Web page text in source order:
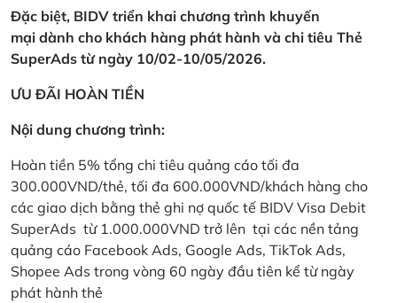
Đặc biệt, BIDV triển khai chương trình khuyến
mại dành cho khách hàng phát hành và chi tiêu Thẻ
SuperAds từ ngày 10/02-10/05/2026.
ƯU ĐÃI HOÀN TIỀN
Nội dung chương trình:
Hoàn tiền 5% tổng chi tiêu quảng cáo tối đa
300.000VND/thẻ, tối đa 600.000VND/khách hàng cho
các giao dịch bằng thẻ ghi nợ quốc tế BIDV Visa Debit
SuperAds từ 1.000.000VND trở lên tại các nền tảng
quảng cáo Facebook Ads, Google Ads, TikTok Ads,
Shopee Ads trong vòng 60 ngày đầu tiên kể từ ngày
phát hành thẻ